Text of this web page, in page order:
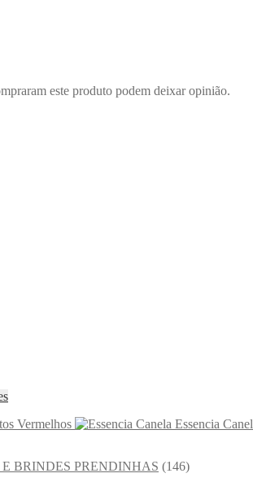
este produto podem deixar opinião.
Vermelhos
Essencia
BRINDES PRENDINHAS (146)